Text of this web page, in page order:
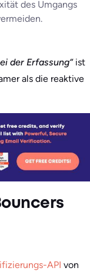
des Umgangs
der Erfassung“ist
als die reaktive
API von